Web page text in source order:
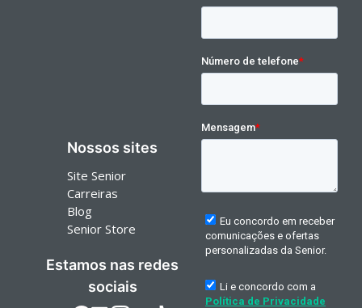
Nossos sites
Site Senior
Carreiras
Blog
Senior Store
Estamos nas redes
sociais